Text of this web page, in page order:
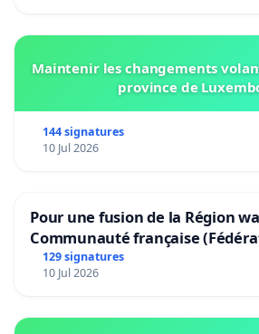
Maintenir les changements
province de
144 signatures
10 Jul 2026
Pour une fusion de la Région
Communauté française
Bruxelles)
129 signatures
10 Jul 2026